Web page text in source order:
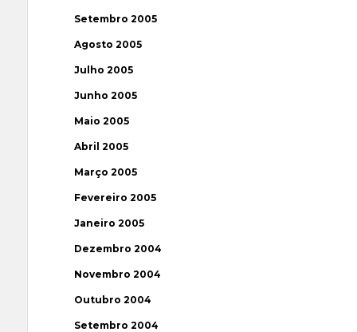
Setembro 2005
Agosto 2005
Julho 2005
Junho 2005
Maio 2005
Abril 2005
Março 2005
Fevereiro 2005
Janeiro 2005
Dezembro 2004
Novembro 2004
Outubro 2004
Setembro 2004